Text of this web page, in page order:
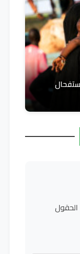
الحقول